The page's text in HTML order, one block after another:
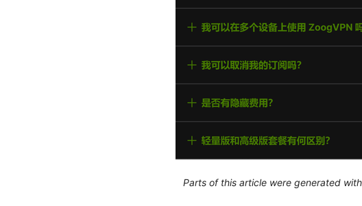
Parts of this article were generated